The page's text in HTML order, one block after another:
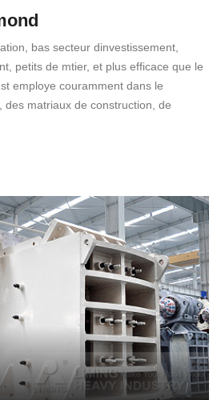
bas secteur dinvestissement,
petits de mtier, et plus efficace que le
employe couramment dans le
des matriaux de construction, de